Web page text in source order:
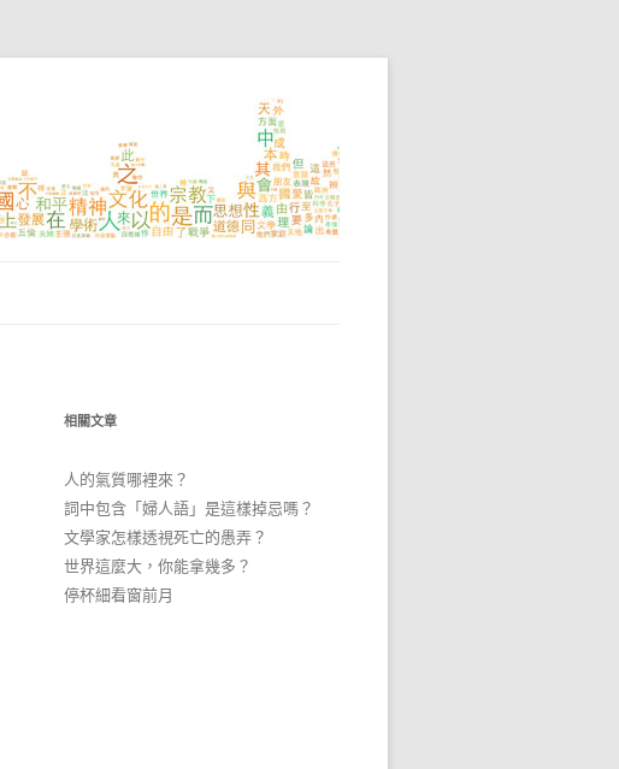
相關文章
人的氣質哪裡來？
詞中包含「婦人語」是這樣掉忌嗎？
文學家怎樣透視死亡的愚弄？
世界這麼大，你能拿幾多？
停杯細看窗前月